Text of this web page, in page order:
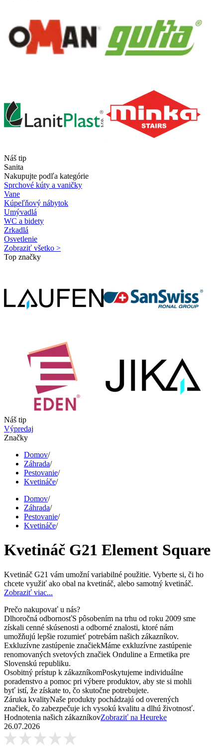
Náš tip
Sanita
Nakupujte podľa kategórie
Sprchové kúty a vaničky
Vane
Kúpeľňový nábytok
Umývadlá
WC a bidety
Zrkadlá
Osvetlenie
Zobraziť všetko >
Top značky
Náš tip
Výpredaj
Značky
Domov/
Záhrada/
Pestovanie/
Kvetináče/
Domov/
Záhrada/
Pestovanie/
Kvetináče/
Kvetináč G21 Element Square
Kvetináč G21 vám umožní variabilné použitie. Vyberte si, či ho
chcete využiť ako obal na kvetináč, alebo samotný kvetináč.
Zobraziť viac...
Prečo nakupovať u nás?
Dlhoročná odbornosťS pôsobením na trhu od roku 2009 sme
získali cenné skúsenosti a odborné znalosti, ktoré nám
umožňujú lepšie rozumieť potrebám našich zákazníkov.
Exkluzívne zastúpenie značiekMáme exkluzívne zastúpenie
renomovaných svetových značiek Onduline a Ermetika pre
Slovenskú republiku.
Osobitný prístup k zákazníkomPoskytujeme individuálne
poradenstvo a pomoc pri výbere produktov, aby ste si mohli
byť istí, že získate to, čo skutočne potrebujete.
Záruka kvalityNaše produkty pochádzajú od overených
značiek, čo zabezpečuje ich vysokú kvalitu a dlhú životnosť.
Hodnotenia našich zákazníkovZobraziť na Heureke
26.07.2026